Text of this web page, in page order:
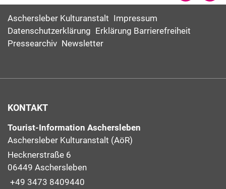
Aschersleber Kulturanstalt Impressum
Datenschutzerklärung Erklärung Barrierefreiheit
Pressearchiv Newsletter
KONTAKT
Tourist-Information Aschersleben
Aschersleber Kulturanstalt (AöR)
Hecknerstraße 6
06449 Aschersleben
+49 3473 8409440